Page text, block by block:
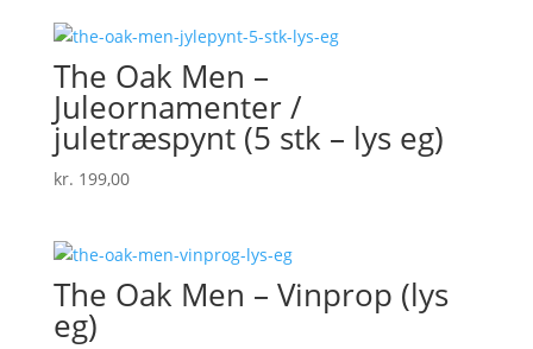
The Oak Men –
Juleornamenter /
juletræspynt (5 stk – lys eg)
kr. 199,00
The Oak Men – Vinprop (lys
eg)